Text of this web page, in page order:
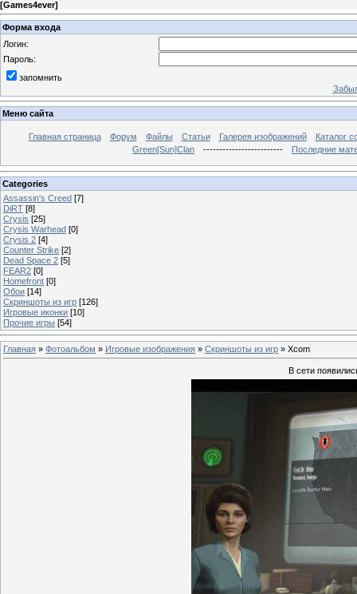
[Games4ever]
Форма входа
Логин:
Пароль:
запомнить
Меню сайта
Главная страница Форум Файлы Статьи Галерея изображений
Каталог
Green[Sun]Clan
------------------------- Последние
Categories
Assassin's Creed [7]
DiRT [8]
Crysis [25]
Crysis Warhead [0]
Crysis 2 [4]
Counter Strike [2]
Dead Space 2 [5]
FEAR2 [0]
Homefront [0]
Обои [14]
Скриншоты из игр [126]
Игровые иконки [10]
Прочие игры [54]
Главная » Фотоальбом » Игровые изображения » Скриншоты из игр » Xcom
В сети